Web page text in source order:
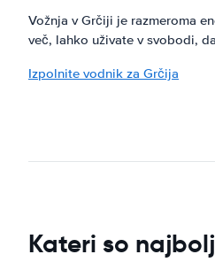
Vožnja v Grčiji je razmeroma
več, lahko uživate v svobodi,
Izpolnite vodnik za Grčija
Kateri so